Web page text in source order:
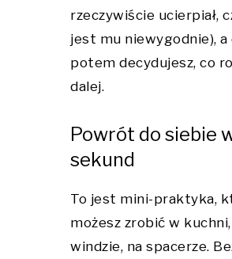
rzeczywiście ucierpiał,
jest mu niewygodnie),
potem decydujesz, co
dalej.
Powrót do siebie
sekund
To jest mini-praktyka,
możesz zrobić w
windzie, na spacerze.